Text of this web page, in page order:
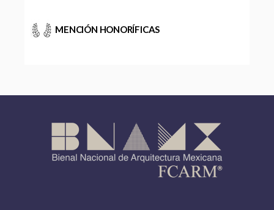
MENCIÓN HONORÍFICAS